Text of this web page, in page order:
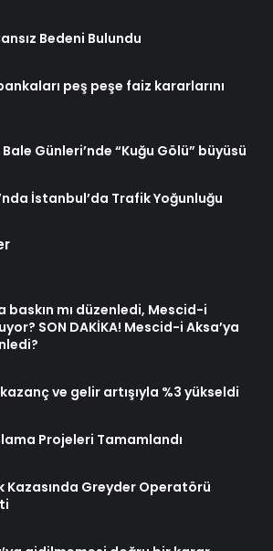
Bedeni Bulundu
peş peşe faiz kararlarını
Günleri’nde “Kuğu Gölü” büyüsü
İstanbul’da Trafik Yoğunluğu
baskın mı düzenledi, Mescid-i
SON DAKİKA! Mescid-i Aksa’ya
ve gelir artışıyla %3 yükseldi
Projeleri Tamamlandı
Kazasında Greyder Operatörü